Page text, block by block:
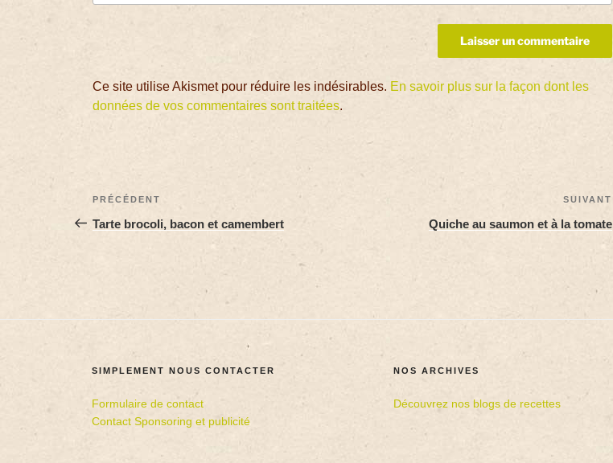
Ce site utilise Akismet pour réduire les indésirables. En savoir plus sur la façon dont les
données de vos commentaires sont traitées.
PRÉCÉDENT
Tarte brocoli, bacon et camembert
SUIVANT
Quiche au saumon et à la tomate
SIMPLEMENT NOUS CONTACTER
Formulaire de contact
Contact Sponsoring et publicité
NOS ARCHIVES
Découvrez nos blogs de recettes